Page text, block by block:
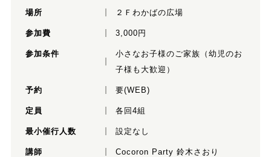
場所 ２Ｆわかばの広場
参加費 3,000円
参加条件
小さなお子様のご家族（幼児のお
子様も大歓迎）
予約 要(WEB)
定員 各回4組
最小催行人数 設定なし
講師 Cocoron Party 鈴木さおり